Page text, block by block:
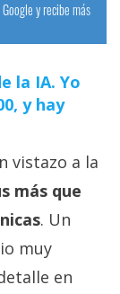
y recibe más
la IA. Yo
y hay
vistazo a la
más que
. Un
muy
en